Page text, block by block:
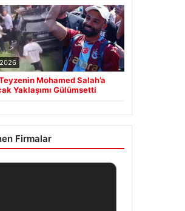
Mohamed Salah’a
Yaklaşımı Gülümsetti
Firmalar